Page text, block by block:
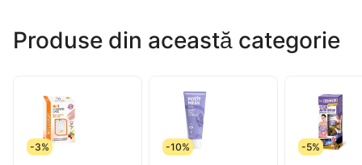
Produse din această categorie
-3% -10% -5%